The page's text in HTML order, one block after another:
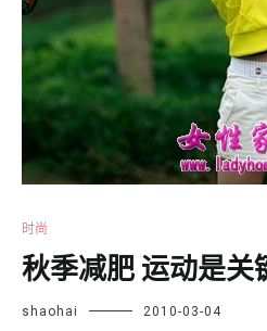
时尚
秋季减肥 运动是关
shaohai 2010-03-04